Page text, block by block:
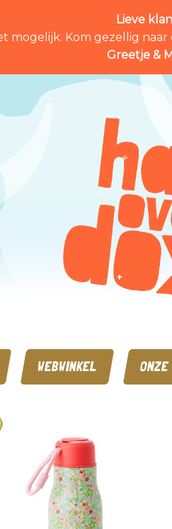
Lieve
mogelijk. Kom gezellig
Greetje &
WEBWINKEL ONZE